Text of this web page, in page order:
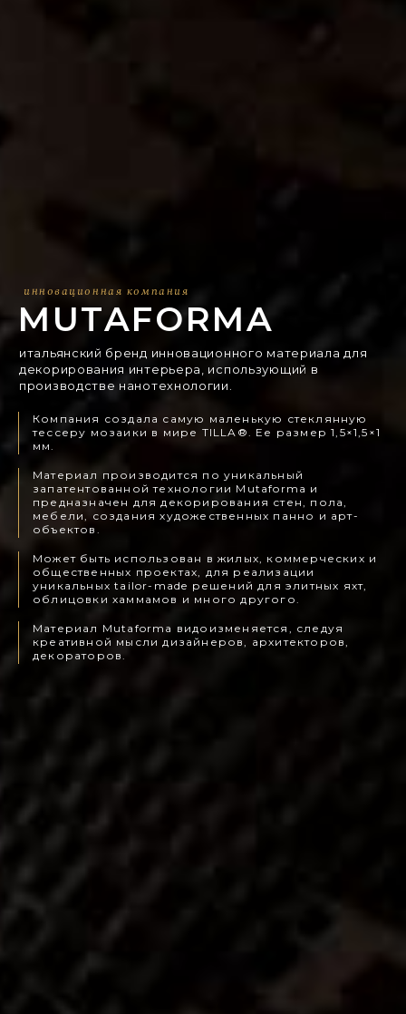
инновационная компания
MUTAFORMA
итальянский бренд инновационного материала для
декорирования интерьера, использующий в
производстве нанотехнологии.
Компания создала самую маленькую стеклянную
тессеру мозаики в мире TILLA®. Ее размер 1,5×1,5×1
мм.
Материал производится по уникальный
запатентованной технологии Mutaforma и
предназначен для декорирования стен, пола,
мебели, создания художественных панно и арт-
объектов.
Может быть использован в жилых, коммерческих и
общественных проектах, для реализации
уникальных tailor-made решений для элитных яхт,
облицовки хаммамов и много другого.
Материал Mutaforma видоизменяется, следуя
креативной мысли дизайнеров, архитекторов,
декораторов.